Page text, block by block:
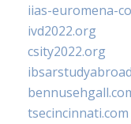
iias-euromena-
ivd2022.org
csity2022.org
tsecincinnati.com